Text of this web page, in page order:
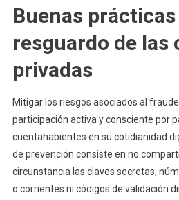
Buenas
resguardo de las
privadas
Mitigar los riesgos asociados al
participación activa y consciente por
cuentahabientes en su cotidianidad
de prevención consiste en no
circunstancia las claves secretas,
o corrientes ni códigos de validación